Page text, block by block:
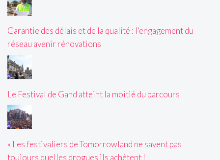
Garantie des délais et de la qualité : l’engagement du
réseau avenir rénovations
Le Festival de Gand atteint la moitié du parcours
« Les festivaliers de Tomorrowland ne savent pas
toujours quelles drogues ils achètent !